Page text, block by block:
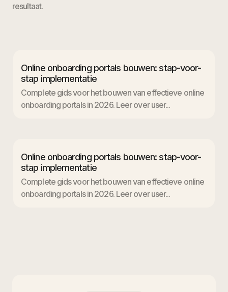
resultaat.
Online onboarding portals bouwen: stap-voor-
stap implementatie
Complete gids voor het bouwen van effectieve online
onboarding portals in 2026. Leer over user...
Online onboarding portals bouwen: stap-voor-
stap implementatie
Complete gids voor het bouwen van effectieve online
onboarding portals in 2026. Leer over user...